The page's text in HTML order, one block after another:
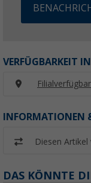
VERFÜGBARKEIT
INFORMATIONEN
Diesen Artikel
DAS KÖNNTE